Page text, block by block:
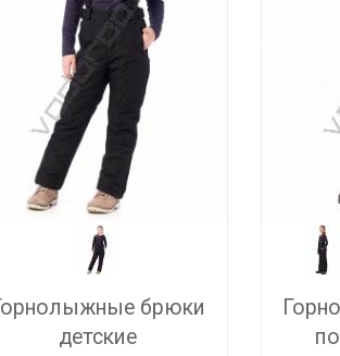
брюки
детские